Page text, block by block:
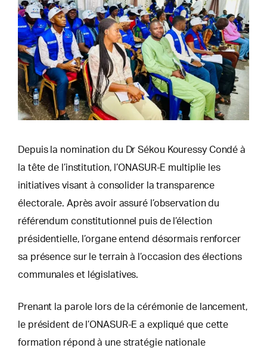
Depuis la nomination du Dr Sékou Kouressy Condé à
la tête de l’institution, l’ONASUR-E multiplie les
initiatives visant à consolider la transparence
électorale. Après avoir assuré l’observation du
référendum constitutionnel puis de l’élection
présidentielle, l’organe entend désormais renforcer
sa présence sur le terrain à l’occasion des élections
communales et législatives.
Prenant la parole lors de la cérémonie de lancement,
le président de l’ONASUR-E a expliqué que cette
formation répond à une stratégie nationale